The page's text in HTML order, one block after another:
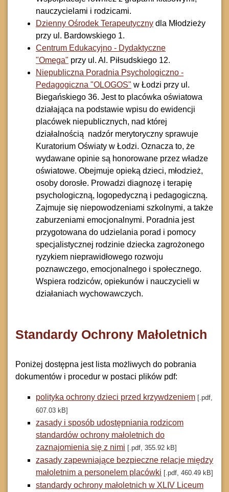
nauczycielami i rodzicami.
Dzienny Ośrodek Terapeutyczny dla Młodzieży
przy ul. Bardowskiego 1.
Centrum Edukacyjno - Dydaktyczne
"Omega" przy ul. Al. Piłsudskiego 12.
Niepubliczna Poradnia Psychologiczno -
Pedagogiczna "OLOGOS" w Łodzi przy ul.
Biegańskiego 36. Jest to placówka oświatowa
działająca na podstawie wpisu do ewidencji
placówek niepublicznych, nad której
działalnością nadzór merytoryczny sprawuje
Kuratorium Oświaty w Łodzi. Oznacza to, że
wydawane opinie są honorowane przez władze
oświatowe. Obejmuje opieką dzieci, młodzież,
osoby dorosłe. Prowadzi diagnozę i terapię
psychologiczną, logopedyczną i pedagogiczną.
Zajmuje się niepowodzeniami szkolnymi, a także
zaburzeniami emocjonalnymi. Poradnia jest
przygotowana do udzielania porad i pomocy
specjalistycznej rodzinie dziecka zagrożonego
ryzykiem nieprawidłowego rozwoju
poznawczego, emocjonalnego i społecznego.
Wspiera rodziców, opiekunów i nauczycieli w
działaniach wychowawczych.
Standardy Ochrony Małoletnich
Poniżej dostępna jest lista możliwych do pobrania
dokumentów i procedur w postaci plików pdf:
polityka ochrony dzieci przed krzywdzeniem [.pdf,
607.03 kB]
zasady i sposób udostępniania rodzicom
standardów ochrony małoletnich do
zaznajomienia się z nimi [.pdf, 355.92 kB]
zasady zapewniające bezpieczne relacje między
małoletnim a personelem placówki [.pdf, 460.49 kB]
standardy ochrony małoletnich w XLIV Liceum